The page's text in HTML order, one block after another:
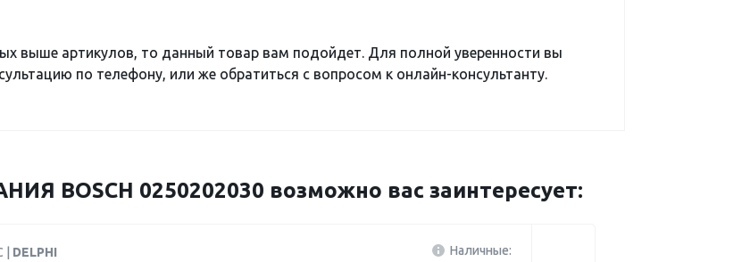
выше артикулов, то данный товар вам подойдет. Для полной уверенности вы
по телефону, или же обратиться с вопросом к онлайн-консультанту.
BOSCH 0250202030 возможно вас заинтересует:
| DELPHI Наличные: